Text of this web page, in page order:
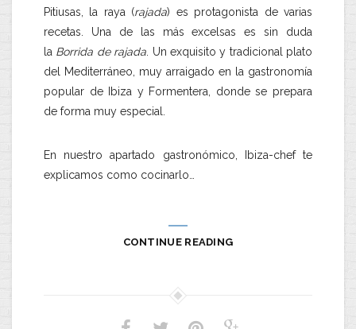
Pitiusas, la raya (rajada) es protagonista de varias
recetas. Una de las más excelsas es sin duda
la Borrida de rajada . Un exquisito y tradicional plato
del Mediterráneo, muy arraigado en la gastronomía
popular de Ibiza y Formentera, donde se prepara
de forma muy especial.
En nuestro apartado gastronómico, Ibiza-chef te
explicamos como cocinarlo…
CONTINUE READING